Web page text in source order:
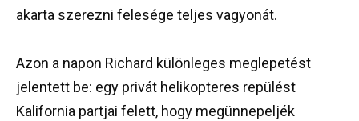
akarta szerezni felesége teljes vagyonát.
Azon a napon Richard különleges meglepetést
jelentett be: egy privát helikopteres repülést
Kalifornia partjai felett, hogy megünnepeljék